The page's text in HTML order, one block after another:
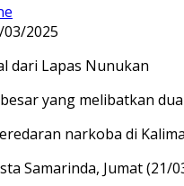
03/2025
yang melibatkan
narkoba di
Samarinda, Jumat